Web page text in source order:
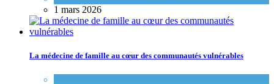
1 mars 2026
La médecine de famille au cœur des communautés vulnérables